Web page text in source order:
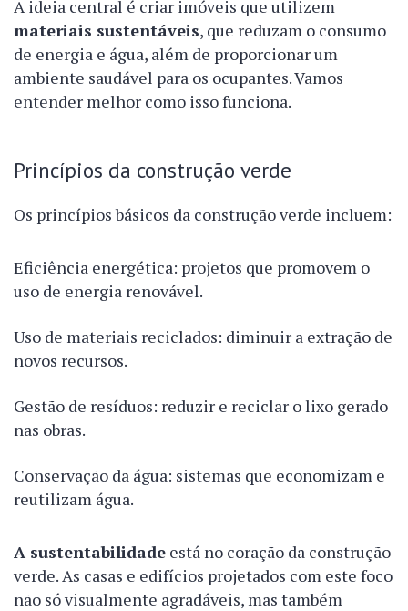
A ideia central é criar imóveis que utilizem
materiais sustentáveis, que reduzam o consumo
de energia e água, além de proporcionar um
ambiente saudável para os ocupantes. Vamos
entender melhor como isso funciona.
Princípios da construção verde
Os princípios básicos da construção verde incluem:
Eficiência energética: projetos que promovem o
uso de energia renovável.
Uso de materiais reciclados: diminuir a extração de
novos recursos.
Gestão de resíduos: reduzir e reciclar o lixo gerado
nas obras.
Conservação da água: sistemas que economizam e
reutilizam água.
A sustentabilidade está no coração da construção
verde. As casas e edifícios projetados com este foco
não só visualmente agradáveis, mas também